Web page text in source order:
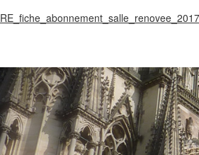
RE_fiche_abonnement_salle_renovee_2017